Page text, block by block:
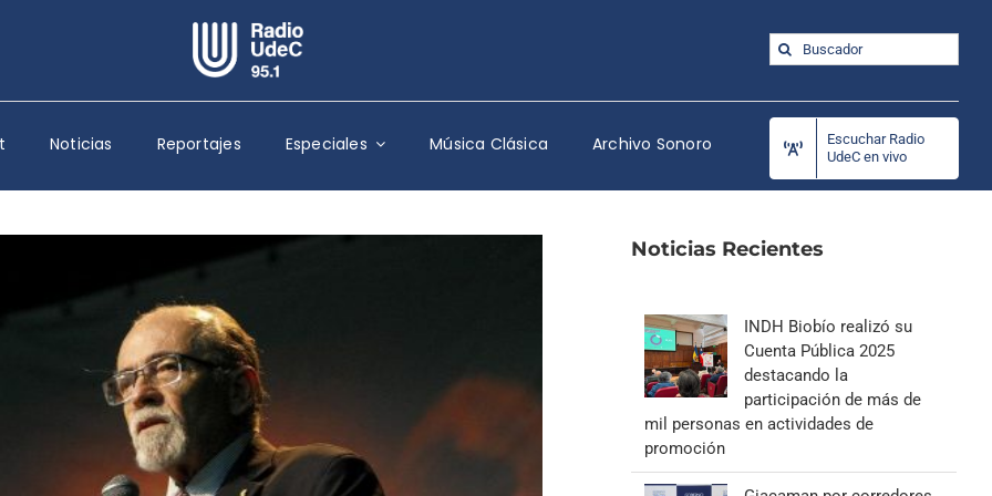
Escuchar Radio UdeC en vivo
Quiénes Somos
Programación
Podcast
Reportajes
Columnas
Música Clásica
Especiales
Buscar:
Noticias Reportajes Especiales Música Clásica Archivo Sonoro
Escuchar Radio
UdeC en vivo
Noticias Recientes
INDH Biobío realizó su
Cuenta Pública 2025
destacando la
participación de más de
mil personas en actividades de
promoción